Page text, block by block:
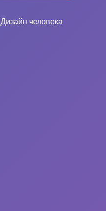
Дизайн человека